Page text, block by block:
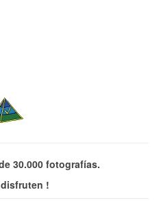
30.000 fotografías.
!